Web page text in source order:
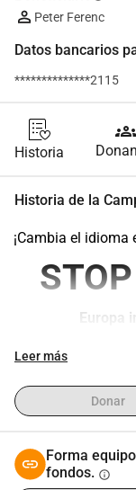
Peter Ferenc
Datos bancarios
**************2115
Historia
groups
Historia de la
¡Cambia el
STOP
Europa
Como resultado,
móviles
,
Estos problemas
oficiales de la
Leer más
Donar
Forma
fondos. info